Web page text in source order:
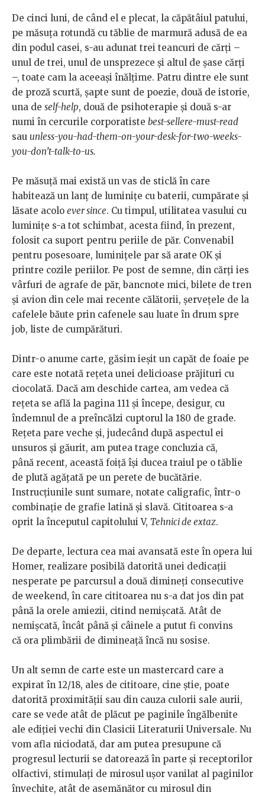
De cinci luni, de când el e plecat, la căpătâiul patului,
pe măsuța rotundă cu tăblie de marmură adusă de ea
din podul casei, s-au adunat trei teancuri de cărți –
unul de trei, unul de unsprezece și altul de șase cărți
–, toate cam la aceeași înălțime. Patru dintre ele sunt
de proză scurtă, șapte sunt de poezie, două de istorie,
una de self-help, două de psihoterapie și două s-ar
numi în cercurile corporatiste best-sellere-must-read
sau unless-you-had-them-on-your-desk-for-two-weeks-
you-don’t-talk-to-us.
Pe măsuță mai există un vas de sticlă în care
habitează un lanț de luminițe cu baterii, cumpărate și
lăsate acolo ever since. Cu timpul, utilitatea vasului cu
luminițe s-a tot schimbat, acesta fiind, în prezent,
folosit ca suport pentru periile de păr. Convenabil
pentru posesoare, luminițele par să arate OK și
printre cozile periilor. Pe post de semne, din cărți ies
vârfuri de agrafe de păr, bancnote mici, bilete de tren
și avion din cele mai recente călătorii, șervețele de la
cafelele băute prin cafenele sau luate în drum spre
job, liste de cumpărături.
Dintr-o anume carte, găsim ieșit un capăt de foaie pe
care este notată rețeta unei delicioase prăjituri cu
ciocolată. Dacă am deschide cartea, am vedea că
rețeta se află la pagina 111 și începe, desigur, cu
îndemnul de a preîncălzi cuptorul la 180 de grade.
Rețeta pare veche și, judecând după aspectul ei
unsuros și găurit, am putea trage concluzia că,
până recent, această foiță își ducea traiul pe o tăblie
de plută agățată pe un perete de bucătărie.
Instrucțiunile sunt sumare, notate caligrafic, într-o
combinație de grafie latină și slavă. Cititoarea s-a
oprit la începutul capitolului V, Tehnici de extaz.
De departe, lectura cea mai avansată este în opera lui
Homer, realizare posibilă datorită unei dedicații
nesperate pe parcursul a două dimineți consecutive
de weekend, în care cititoarea nu s-a dat jos din pat
până la orele amiezii, citind nemișcată. Atât de
nemișcată, încât până și câinele a putut fi convins
că ora plimbării de dimineață încă nu sosise.
Un alt semn de carte este un mastercard care a
expirat în 12/18, ales de cititoare, cine știe, poate
datorită proximității sau din cauza culorii sale aurii,
care se vede atât de plăcut pe paginile îngălbenite
ale ediției vechi din Clasicii Literaturii Universale. Nu
vom afla niciodată, dar am putea presupune că
progresul lecturii se datorează în parte și receptorilor
olfactivi, stimulați de mirosul ușor vanilat al paginilor
învechite, atât de asemănător cu mirosul din